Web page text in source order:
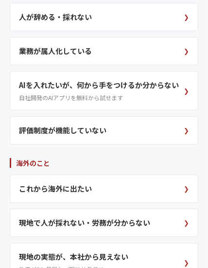
人が辞める・採れない ❯
業務が属人化している ❯
AIを入れたいが、何から手をつけるか分からない
自社開発のAIアプリを無料から試せます
❯
評価制度が機能していない ❯
海外のこと
これから海外に出たい ❯
現地で人が採れない・労務が分からない ❯
現地の実態が、本社から見えない
❯